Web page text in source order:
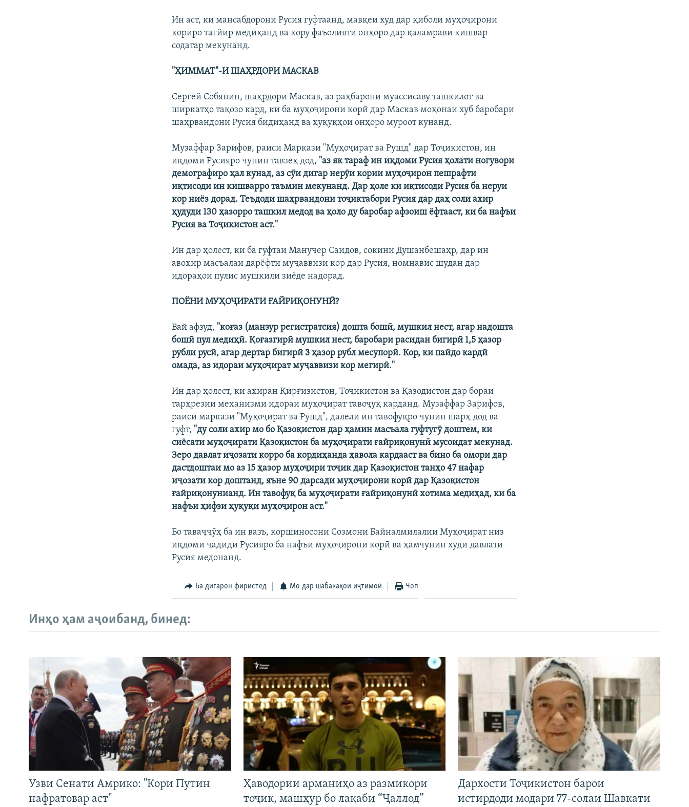
Ин аст, ки мансабдорони Русия гуфтаанд, мавқеи худ дар қиболи муҳоҷирони
кориро тағйир медиҳанд ва кору фаъолияти онҳоро дар қаламрави кишвар
содатар мекунанд.
"ҲИММАТ"-И ШАҲРДОРИ МАСКАВ
Сергей Собянин, шаҳрдори Маскав, аз раҳбарони муассисаву ташкилот ва
ширкатҳо тақозо кард, ки ба муҳоҷирони корӣ дар Маскав моҳонаи хуб баробари
шаҳрвандони Русия бидиҳанд ва ҳуқуқҳои онҳоро муроот кунанд.
Музаффар Зарифов, раиси Маркази "Муҳоҷират ва Рушд" дар Тоҷикистон, ин
иқдоми Русияро чунин тавзеҳ дод, "аз як тараф ин иқдоми Русия ҳолати ногувори
демографиро ҳал кунад, аз сӯи дигар нерӯи кории муҳоҷирон пешрафти
иқтисоди ин кишварро таъмин мекунанд. Дар ҳоле ки иқтисоди Русия ба неруи
кор ниёз дорад. Теъдоди шаҳрвандони тоҷиктабори Русия дар даҳ соли ахир
ҳудуди 130 ҳазорро ташкил медод ва ҳоло ду баробар афзоиш ёфтааст, ки ба нафъи
Русия ва Тоҷикистон аст."
Ин дар ҳолест, ки ба гуфтаи Манучер Саидов, сокини Душанбешаҳр, дар ин
авохир масъалаи дарёфти муҷаввизи кор дар Русия, номнавис шудан дар
идораҳои пулис мушкили зиёде надорад.
ПОЁНИ МУҲОҶИРАТИ ҒАЙРИҚОНУНӢ?
Вай афзуд, "коғаз (манзур регистратсия) дошта бошӣ, мушкил нест, агар надошта
бошӣ пул медиҳӣ. Қоғазгирӣ мушкил нест, баробари расидан бигирӣ 1,5 ҳазор
рубли русӣ, агар дертар бигирӣ 3 ҳазор рубл месупорӣ. Кор, ки пайдо кардӣ
омада, аз идораи муҳоҷират муҷаввизи кор мегирӣ."
Ин дар ҳолест, ки ахиран Қирғизистон, Тоҷикистон ва Қазодистон дар бораи
тарҳрезии механизми идораи муҳоҷират тавоҷуқ карданд. Музаффар Зарифов,
раиси маркази "Муҳоҷират ва Рушд", далели ин тавофуқро чунин шарҳ дод ва
гуфт, "ду соли ахир мо бо Қазоқистон дар ҳамин масъала гуфтугӯ доштем, ки
сиёсати муҳоҷирати Қазоқистон ба муҳоҷирати ғайриқонунӣ мусоидат мекунад.
Зеро давлат иҷозати корро ба кордиҳанда ҳавола кардааст ва бино ба омори дар
дастдоштаи мо аз 15 ҳазор муҳоҷири тоҷик дар Қазоқистон танҳо 47 нафар
иҷозати кор доштанд, яъне 90 дарсади муҳоҷирони корӣ дар Қазоқистон
ғайриқонунианд. Ин тавофуқ ба муҳоҷирати ғайриқонунӣ хотима медиҳад, ки ба
нафъи ҳифзи ҳуқуқи муҳоҷирон аст."
Бо таваҷҷӯҳ ба ин вазъ, коршиносони Созмони Байналмилалии Муҳоҷират низ
иқдоми ҷадиди Русияро ба нафъи муҳоҷирони корӣ ва ҳамчунин худи давлати
Русия медонанд.
Ба дигарон фиристед Мо дар шабакаҳои иҷтимоӣ Чоп
Инҳо ҳам аҷоибанд, бинед:
Узви Сенати Амрико: "Кори Путин
нафратовар аст"
Ҳаводории арманиҳо аз размикори
тоҷик, машҳур бо лақаби “Ҷаллод”
Дархости Тоҷикистон барои
истирдоди модари 77-солаи Шавкати